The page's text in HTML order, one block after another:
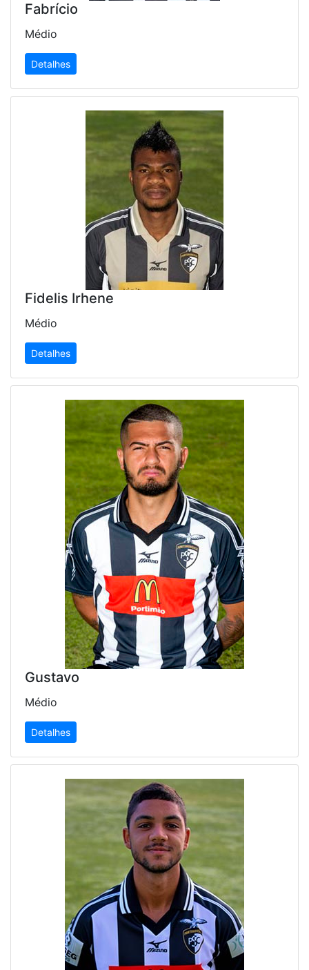
Fabrício
Médio
Detalhes
Fidelis Irhene
Médio
Detalhes
Gustavo
Médio
Detalhes